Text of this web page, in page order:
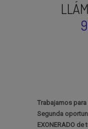
Trabajamos
Segunda
EXONERADO de